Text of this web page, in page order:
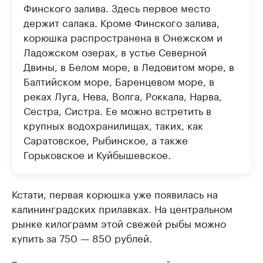
Финского залива. Здесь первое место
держит салака. Кроме Финского залива,
корюшка распространена в Онежском и
Ладожском озерах, в устье Северной
Двины, в Белом море, в Ледовитом море, в
Балтийском море, Баренцевом море, в
реках Луга, Нева, Волга, Роккала, Нарва,
Сестра, Систра. Ее можно встретить в
крупных водохранилищах, таких, как
Саратовское, Рыбинское, а также
Горьковское и Куйбышевское.
Кстати, первая корюшка уже появилась на
калининградских прилавках. На центральном
рынке килограмм этой свежей рыбы можно
купить за 750 — 850 рублей.